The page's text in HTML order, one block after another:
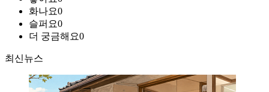
화나요0
슬퍼요0
더 궁금해요0
최신뉴스